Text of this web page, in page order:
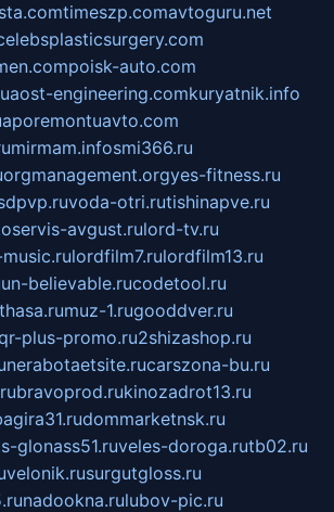
timeszp.comavtoguru.net
poisk-auto.com
ost-engineering.comkuryatnik.info
poremontuavto.com
mirmam.infosmi366.ru
orgmanagement.orgyes-fitness.ru
voda-otri.rutishinapve.ru
avgust.rulord-tv.ru
lordfilm7.rulordfilm13.ru
un-believable.rucodetool.ru
muz-1.rugooddver.ru
plus-promo.ru2shizashop.ru
nerabotaetsite.rucarszona-bu.ru
bravoprod.rukinozadrot13.ru
dommarketnsk.ru
glonass51.ruveles-doroga.rutb02.ru
velonik.rusurgutgloss.ru
nadookna.rulubov-pic.ru